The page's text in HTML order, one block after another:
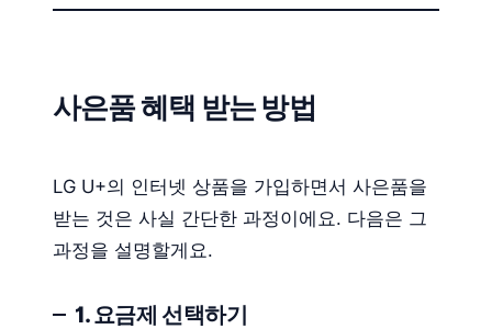
사은품 혜택 받는 방법
LG U+의 인터넷 상품을 가입하면서 사은품을
받는 것은 사실 간단한 과정이에요. 다음은 그
과정을 설명할게요.
1. 요금제 선택하기